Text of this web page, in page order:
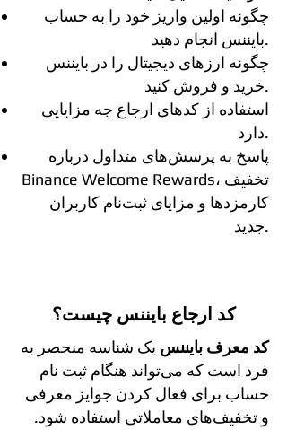
چگونه اولین واریز خود را به حساب
بایننس انجام دهید.
چگونه ارزهای دیجیتال را در بایننس
خرید و فروش کنید.
استفاده از کدهای ارجاع چه مزایایی
دارد.
پاسخ به پرسش‌های متداول درباره
Binance Welcome Rewards، تخفیف
کارمزدها و مزایای ثبت‌نام کاربران
جدید.
کد ارجاع بایننس چیست؟
کد معرف بایننس یک شناسه منحصر به
فرد است که می‌تواند هنگام ثبت نام
حساب برای فعال کردن جوایز معرفی
و تخفیف‌های معاملاتی استفاده شود.